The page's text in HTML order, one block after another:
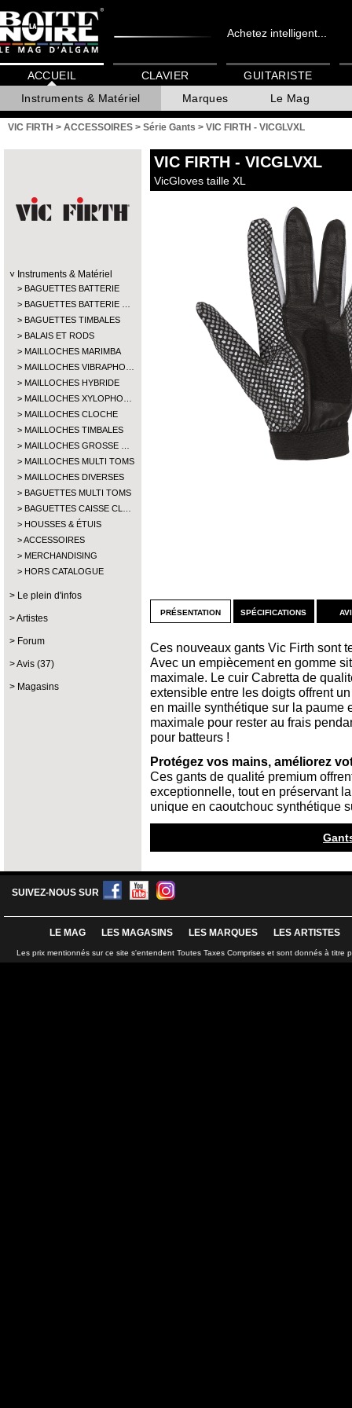
Achetez intelligent...
ACCUEIL
Instruments & Matériel
Marques Le Mag
CLAVIER GUITARISTE
VIC FIRTH > ACCESSOIRES > Série Gants > VIC FIRTH - VICGLVXL
Instruments & Matériel
BAGUETTES BATTERIE
BAGUETTES BATTERIE …
BAGUETTES TIMBALES
BALAIS ET RODS
MAILLOCHES MARIMBA
MAILLOCHES VIBRAPHO…
MAILLOCHES HYBRIDE
MAILLOCHES XYLOPHO…
MAILLOCHES CLOCHE
MAILLOCHES TIMBALES
MAILLOCHES GROSSE …
MAILLOCHES MULTI TOMS
MAILLOCHES DIVERSES
BAGUETTES MULTI TOMS
BAGUETTES CAISSE CL…
HOUSSES & ÉTUIS
ACCESSOIRES
MERCHANDISING
HORS CATALOGUE
Le plein d'infos
Artistes
Forum
Avis (37)
Magasins
VIC FIRTH - VICGLVXL
VicGloves taille XL
présentation
Ces nouveaux gants Vic Firth sont
Avec un empiècement en gomme
maximale. Le cuir Cabretta de
extensible entre les doigts offrent
en maille synthétique sur la paume
maximale pour rester au frais
pour batteurs !
Protégez vos mains, améliorez
Ces gants de qualité premium
exceptionnelle, tout en préservant
unique en caoutchouc synthétique
spécifications
SUIVEZ-NOUS SUR
LE MAG LES MAGASINS LES MARQUES LES ARTISTES
Les prix mentionnés sur ce site s'entendent Toutes Taxes Comprises et sont donnés à